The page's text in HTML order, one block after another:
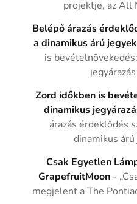
projektje, az All
Belépő árazás
a dinamikus árú
is
Zord időkben is
dinamikus
árazás érdeklődés
dinamikus
Csak Egyetlen
GrapefruitMoon -
megjelent a The